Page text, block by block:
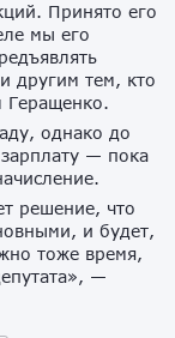
Принято его
мы его
другим тем, кто
Геращенко.
однако до
— пока
решение, что
и будет,
тоже время,
—